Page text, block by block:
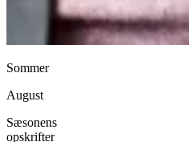
Sommer
August
Sæsonens
opskrifter